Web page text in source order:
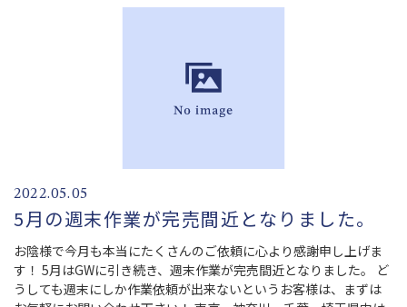
2022.05.05
5月の週末作業が完売間近となりました。
お陰様で今月も本当にたくさんのご依頼に心より感謝申し上げま
す！ 5月はGWに引き続き、週末作業が完売間近となりました。 ど
うしても週末にしか作業依頼が出来ないというお客様は、まずは